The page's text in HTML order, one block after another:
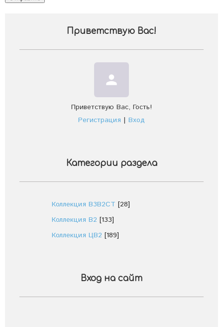
Приветствую Вас!
person
Приветствую Вас, Гость!
Регистрация | Вход
Категории раздела
Коллекция В3В2СТ [28]
Коллекция В2 [133]
Коллекция ЦВ2 [189]
Вход на сайт